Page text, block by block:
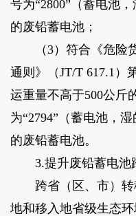
号为“2800”（蓄电池
的废铅蓄电池；
（3）符合《危险货
通则》（JT/T 617.1）
运重量不高于500公斤
为“2794”（蓄电池，
的废铅蓄电池。
3.提升废铅蓄电池
跨省（区、市）转
地和移入地省级生态